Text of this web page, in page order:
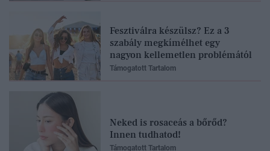
Fesztiválra készülsz? Ez a 3
szabály megkímélhet egy
nagyon kellemetlen problémától
Támogatott Tartalom
Neked is rosaceás a bőrőd?
Innen tudhatod!
Támogatott Tartalom